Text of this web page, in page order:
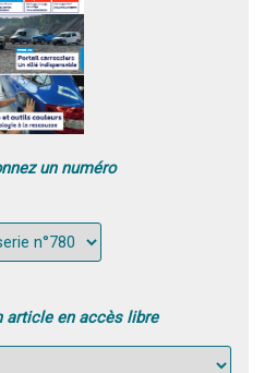
un numéro
article en accès libre